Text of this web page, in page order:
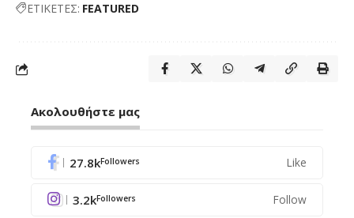
ΕΤΙΚΕΤΕΣ: FEATURED
Ακολουθήστε μας
27.8kFollowers Like
3.2kFollowers Follow